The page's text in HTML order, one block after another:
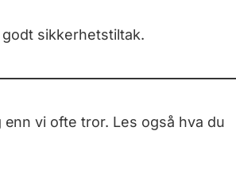
sikkerhetstiltak.
vi ofte tror. Les også hva du